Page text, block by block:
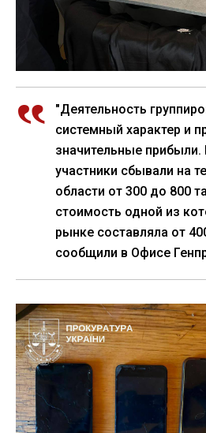
"Деятельность
системный характер и
значительные
участники сбывали на
области от 300 до 800
стоимость одной из
рынке составляла от
сообщили в Офисе